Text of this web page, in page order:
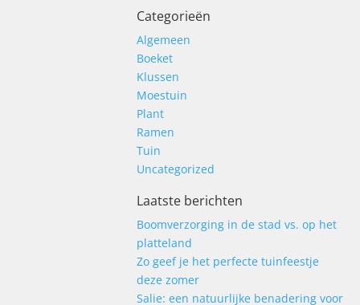
Categorieën
Algemeen
Boeket
Klussen
Moestuin
Plant
Ramen
Tuin
Uncategorized
Laatste berichten
Boomverzorging in de stad vs. op het
platteland
Zo geef je het perfecte tuinfeestje
deze zomer
Salie: een natuurlijke benadering voor